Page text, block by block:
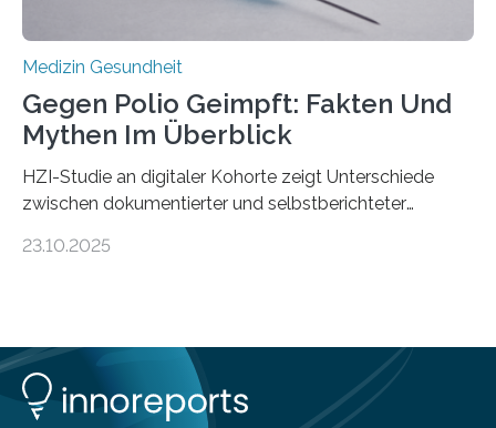
Medizin Gesundheit
Gegen Polio Geimpft: Fakten Und
Mythen Im Überblick
HZI-Studie an digitaler Kohorte zeigt Unterschiede
zwischen dokumentierter und selbstberichteter
Kinderlähmung, ist eine ansteckende Krankheit, die
nur noch in zwei Ländern endemisch. Bis das Virus
weltweit ausgerottet ist, ist aber auch in Deutschland
ein Impfschutz wichtig, da das Virus jederzeit wieder
23.10.2025